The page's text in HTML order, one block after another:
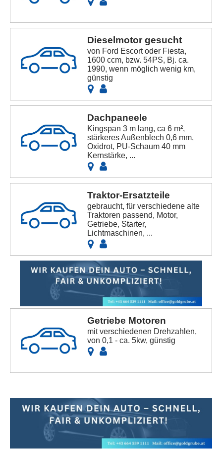
Dieselmotor gesucht
von Ford Escort oder Fiesta,
1600 ccm, bzw. 54PS, Bj. ca.
1990, wenn möglich wenig km,
günstig
Dachpaneele
Kingspan 3 m lang, ca 6 m²,
stärkeres Außenblech 0,6 mm,
Oxidrot, PU-Schaum 40 mm
Kernstärke, ...
Traktor-Ersatzteile
gebraucht, für verschiedene alte
Traktoren passend, Motor,
Getriebe, Starter,
Lichtmaschinen, ...
Getriebe Motoren
mit verschiedenen Drehzahlen,
von 0,1 - ca. 5kw, günstig